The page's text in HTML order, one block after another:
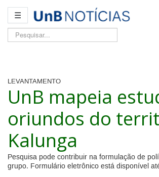
☰
Pesquisar...
LEVANTAMENTO
UnB mapeia
oriundos do
Kalunga
Pesquisa pode contribuir na formulação de
grupo. Formulário eletrônico está disponível